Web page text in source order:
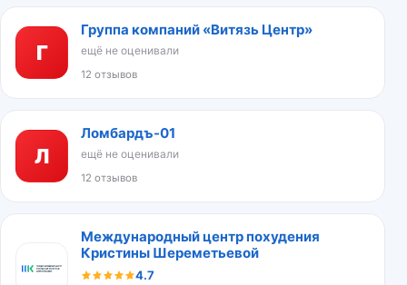
Г
Группа компаний «Витязь Центр»
ещё не оценивали
12 отзывов
Л
Ломбардъ-01
ещё не оценивали
12 отзывов
Международный центр похудения
Кристины Шереметьевой
4.7